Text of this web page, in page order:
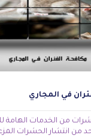
في المجاري
من الخدمات الهامة
من انتشار الحشرات